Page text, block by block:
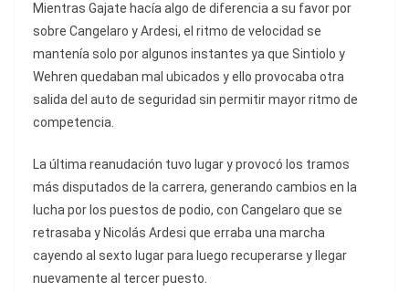
Mientras Gajate hacía algo de diferencia a su favor por
sobre Cangelaro y Ardesi, el ritmo de velocidad se
mantenía solo por algunos instantes ya que Sintiolo y
Wehren quedaban mal ubicados y ello provocaba otra
salida del auto de seguridad sin permitir mayor ritmo de
competencia.
La última reanudación tuvo lugar y provocó los tramos
más disputados de la carrera, generando cambios en la
lucha por los puestos de podio, con Cangelaro que se
retrasaba y Nicolás Ardesi que erraba una marcha
cayendo al sexto lugar para luego recuperarse y llegar
nuevamente al tercer puesto.